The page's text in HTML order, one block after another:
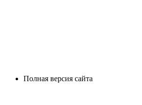
Полная версия сайта